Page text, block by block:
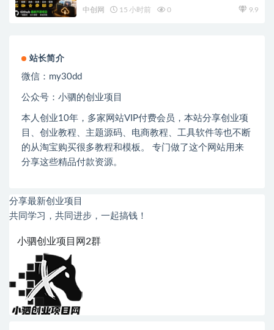
QzoneArchive
中创网 15 小时前 0 9.9
站长简介
微信： my30dd
公众号：小驷的创业项目
本人创业10年，多家网站VIP付费会员，本站分享创业项
目、创业教程、主题源码、电商教程、工具软件等也不断
的从淘宝购买很多教程和模板。 专门做了这个网站用来
分享这些精品付款资源。
分享最新创业项目
共同学习，共同进步，一起搞钱！
小驷创业项目网2群